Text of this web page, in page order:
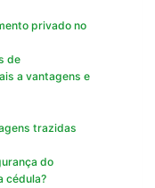
privado no
de
a vantagens e
trazidas
do
cédula?